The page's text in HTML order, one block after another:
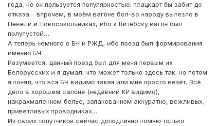
года, но он пользуется популярностью: плацкарт бы забит до
отказа… впрочем, в моём вагоне бол-во народу вылезло в
Невели и Новосокольниках, ибо к Витебску вагон был
полупустой…
А теперь немного о БЧ и РЖД, ибо поезд был формирования
именно БЧ.
Разумеется, данный поезд был для меня первым их
Белорусских и я думал, что может только здесь так, но потом
я понял, что вся БЧ видимо такая или мне просто везёт. Всё
дело в хорошем салоне (недавний КР видимо),
накрахмаленном белье, запакованном аккуратно, вежливых,
приветливых проводниках…
Из своих попутчиков сейчас доподлинно помню только